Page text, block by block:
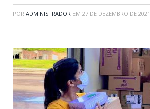
POR ADMINISTRADOR EM 27 DE DEZEMBRO DE 2021